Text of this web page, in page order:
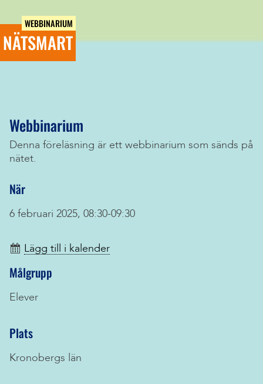
WEBBINARIUM
NÄTSMART
Webbinarium
Denna föreläsning är ett webbinarium som sänds på
nätet.
När
6 februari 2025, 08:30-09:30
Lägg till i kalender
Målgrupp
Elever
Plats
Kronobergs län